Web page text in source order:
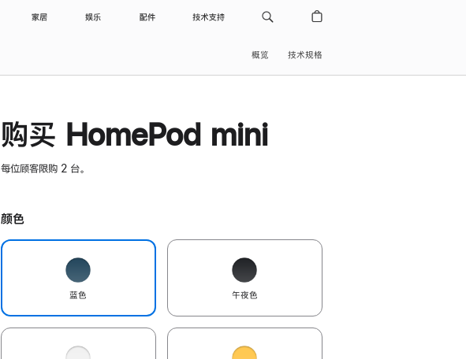
家居 娱乐 配件 技术支持
概览 技术规格
购买 HomePod mini
每位顾客限购 2 台。
颜色
蓝色 午夜色